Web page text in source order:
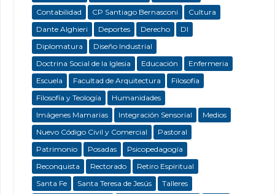
Contabilidad
CP Santiago Bernasconi
Cultura
Dante Alghieri
Deportes Derecho
DI
Diplomatura
Diseño Industrial
Doctrina Social de la Iglesia
Educación
Enfermeria
Escuela
Facultad de Arquitectura
Filosofía
Filosofía y Teología
Humanidades
Imágenes Mamarias
Integración Sensorial
Medios
Nuevo Código Civil y Comercial
Pastoral
Patrimonio
Posadas
Psicopedagogía
Reconquista
Rectorado
Retiro Espiritual
Santa Fe
Santa Teresa de Jesús
Talleres